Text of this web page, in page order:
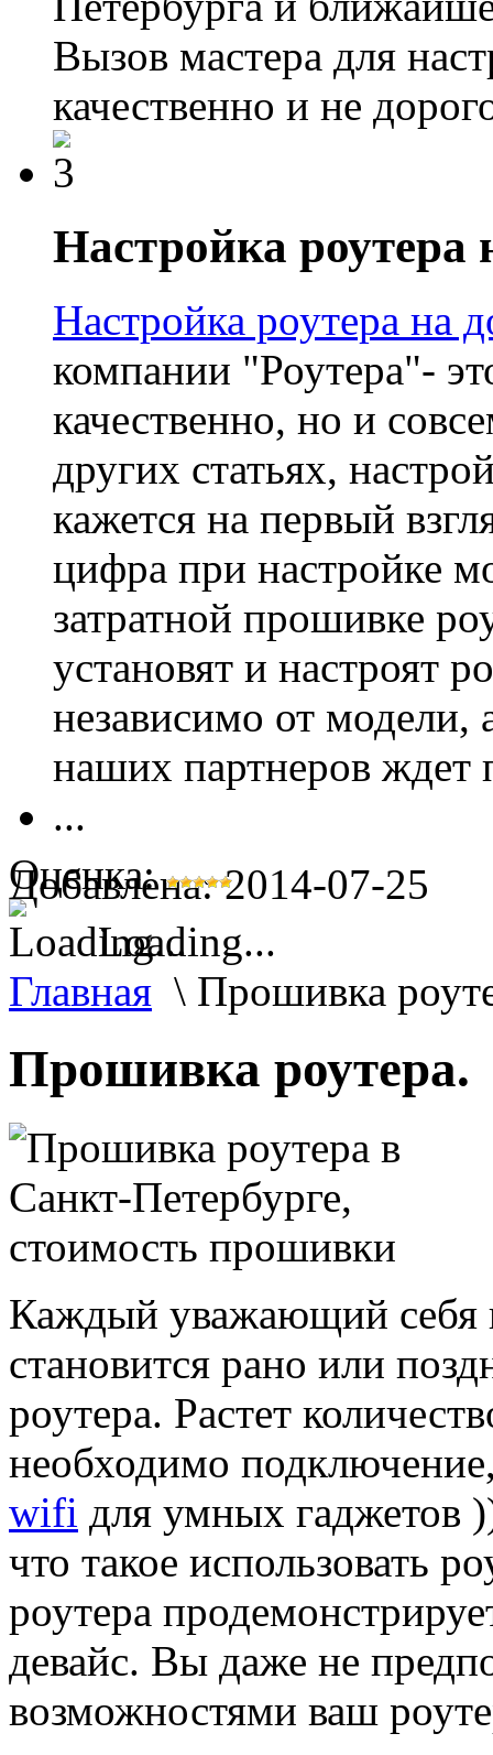
Вызов мастера для
качественно и не
Настройка роутера
Настройка роутера на
компании "Роутера"-
качественно, но и
других статьях,
кажется на первый
цифра при настройке
затратной прошивке
установят и настроят
независимо от модели,
наших партнеров ждет
...
Добавлена: 2014-07-25
Оценка:
Loading...
Главная \ Прошивка
Прошивка роутера.
Каждый уважающий себя
становится рано или
роутера. Растет
необходимо
wifi для умных гаджетов
что такое использовать
роутера
девайс. Вы даже не
возможностями ваш